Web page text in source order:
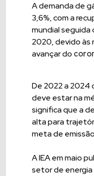
A demanda de
3,6%, com a
mundial seguida
2020, devido às
avançar do
De 2022 a 2024
deve estar na
significa que a
alta para
meta de
A IEA em maio
setor de